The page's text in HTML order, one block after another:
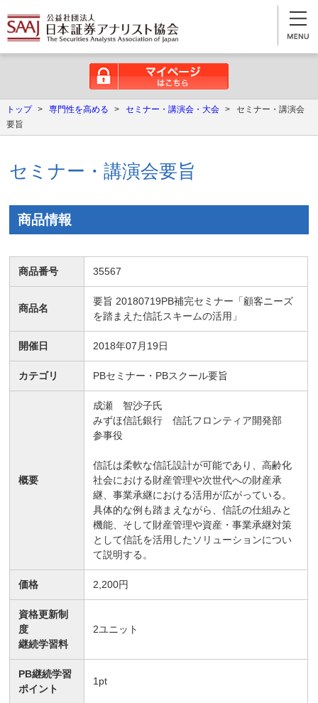
トップ > 専門性を高める > セミナー・講演会・大会 >
セミナー・講演会
要旨
セミナー・講演会要旨
商品情報
商品番号 35567
商品名
要旨 20180719PB補完セミナー「顧客ニーズ
を踏まえた信託スキームの活用」
開催日 2018年07月19日
カテゴリ PBセミナー・PBスクール要旨
概要
成瀬 智沙子氏
みずほ信託銀行 信託フロンティア開発部
参事役
信託は柔軟な信託設計が可能であり、高齢化
社会における財産管理や次世代への財産承
継、事業承継における活用が広がっている。
具体的な例も踏まえながら、信託の仕組みと
機能、そして財産管理や資産・事業承継対策
として信託を活用したソリューションについ
て説明する。
価格 2,200円
資格更新制
度
継続学習料
2ユニット
PB継続学習
ポイント
1 pt